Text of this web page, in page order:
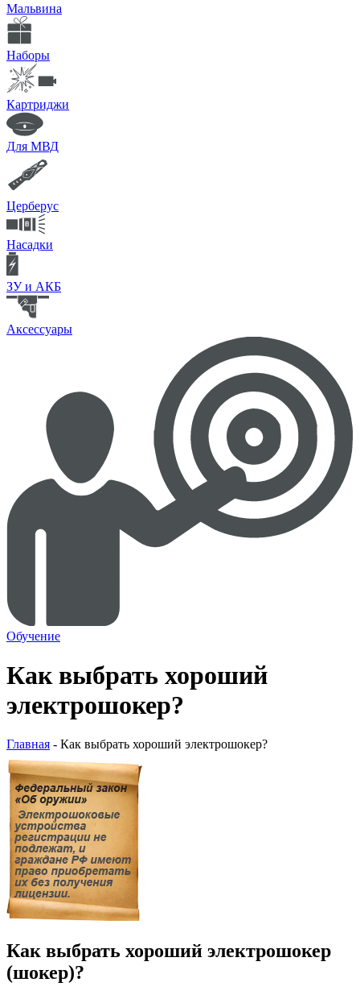
Мальвина
Наборы
Картриджи
Для МВД
Церберус
Насадки
ЗУ и АКБ
Аксессуары
Обучение
Как выбрать хороший
электрошокер?
Главная - Как выбрать хороший электрошокер?
Как выбрать хороший электрошокер
(шокер)?